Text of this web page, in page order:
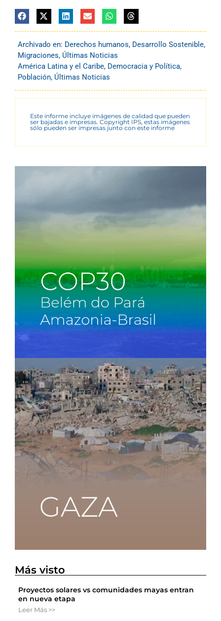
Archivado en: Derechos humanos, Desarrollo Sostenible,
Migraciones, Últimas Noticias
América Latina y el Caribe, Democracia y Política,
Población, Últimas Noticias
Este informe incluye imágenes de calidad que pueden
ser bajadas e impresas. Copyright IPS, estas imágenes
sólo pueden ser impresas junto con este informe
Más visto
Proyectos solares vs comunidades mayas entran
en nueva etapa
Leer Más >>